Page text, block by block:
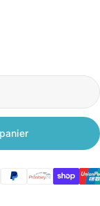
LED
Ampoule